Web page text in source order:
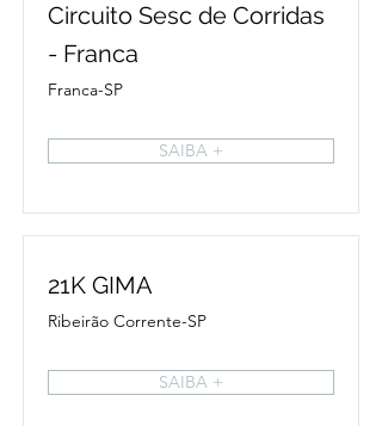
Circuito Sesc de Corridas
- Franca
Franca-SP
SAIBA +
21K GIMA
Ribeirão Corrente-SP
SAIBA +